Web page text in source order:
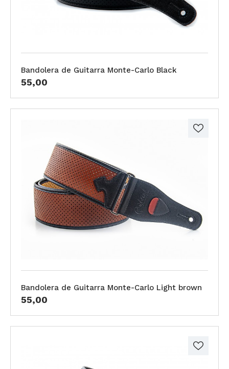
Bandolera de Guitarra Monte-Carlo Black
55,00
Bandolera de Guitarra Monte-Carlo Light brown
55,00